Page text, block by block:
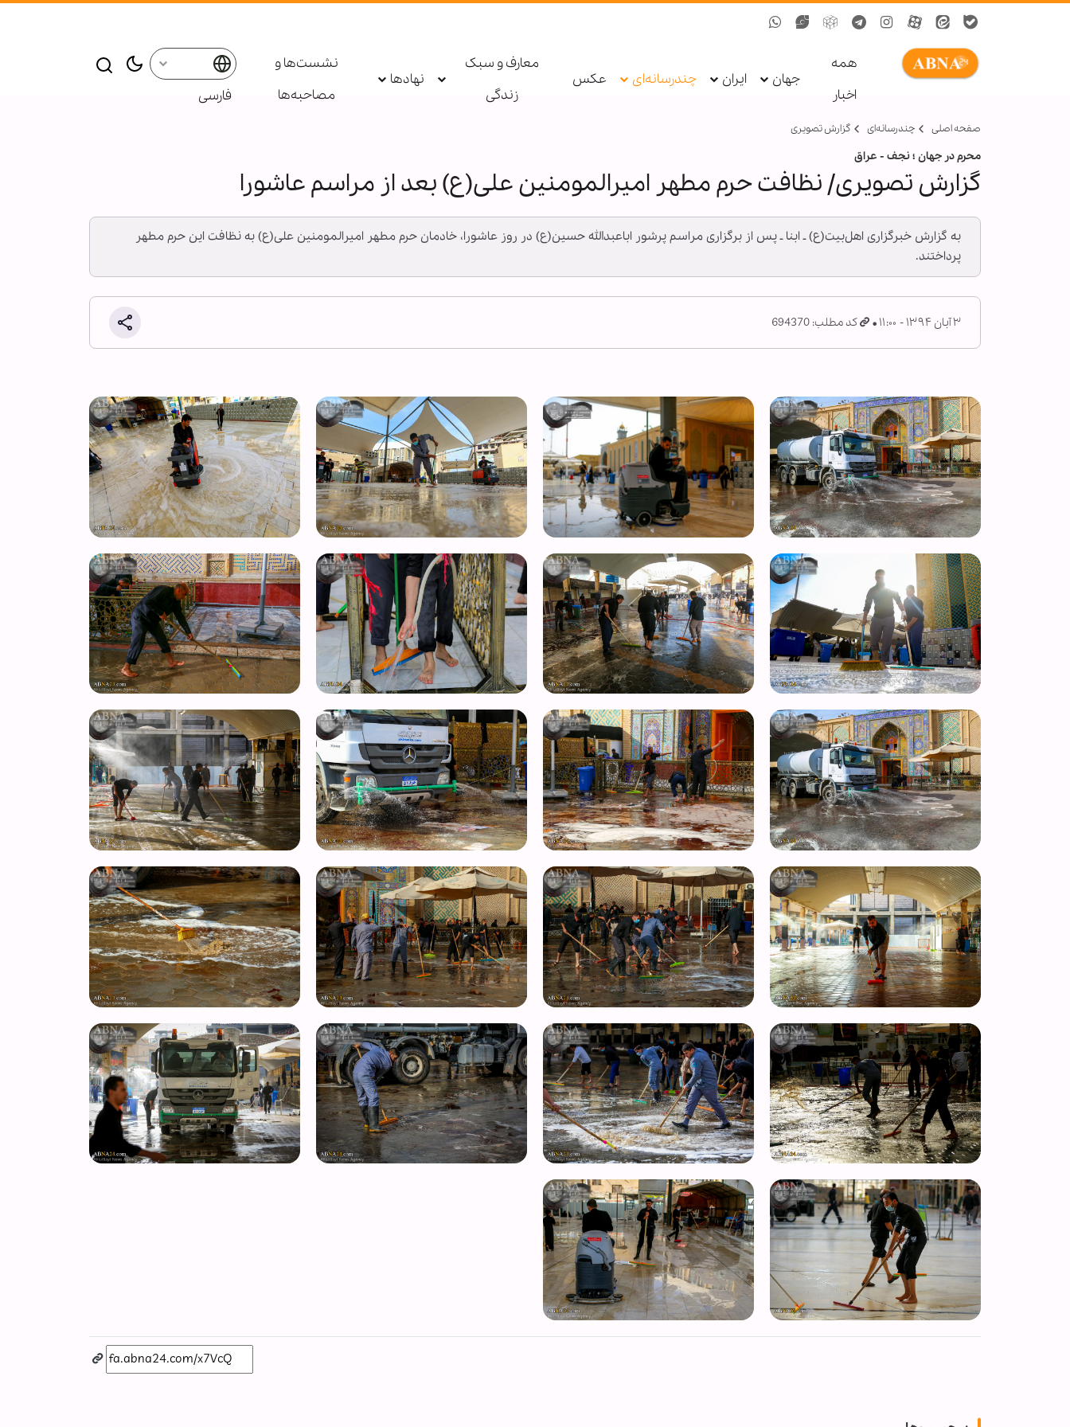
همه
اخبار
جهان ایران چندرسانه‌ای عکس
معارف و سبک
زندگی
نهادها
نشست‌ها و
مصاحبه‌ها
فارسی
صفحه اصلی چندرسانه‌ای گزارش تصويری
محرم در جهان ؛ نجف - عراق
گزارش تصویری/ نظافت حرم مطهر امیرالمومنین علی(ع) بعد از مراسم عاشورا
به گزارش خبرگزاری اهل‌بیت(ع) ـ ابنا ـ پس از برگزاری مراسم پرشور اباعبدالله حسین(ع) در روز عاشورا، خادمان حرم مطهر امیرالمومنین علی(ع) به نظافت این حرم مطهر
پرداختند.
۳ آبان ۱۳۹۴ - ۱۱:۰۰ کد مطلب: 694370